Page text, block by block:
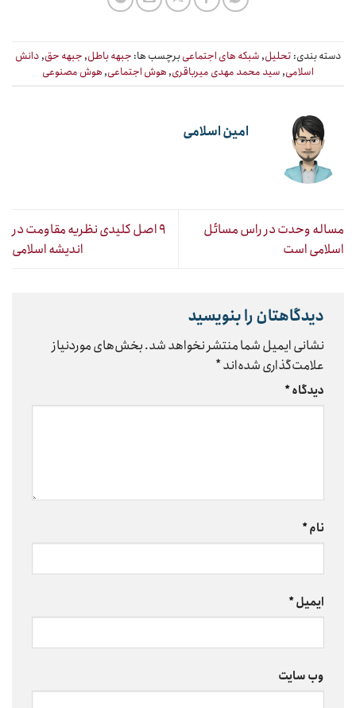
دسته بندی: تحلیل, شبکه های اجتماعیبرچسب ها: جبهه باطل, جبهه حق, دانش
اسلامی, سید محمد مهدی میرباقری, هوش اجتماعی, هوش مصنوعی
امین اسلامی
مساله وحدت در راس مسائل
اسلامی است
۹ اصل کلیدی نظریه مقاومت در
اندیشه اسلامی
دیدگاهتان را بنویسید
نشانی ایمیل شما منتشر نخواهد شد.بخش‌های موردنیاز
علامت‌گذاری شده‌اند*
دیدگاه*
نام*
ایمیل*
وب‌ سایت